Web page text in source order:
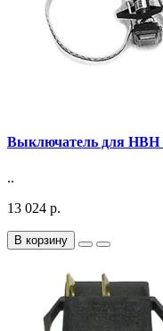
Выключатель для HBH
..
13 024 р.
В корзину